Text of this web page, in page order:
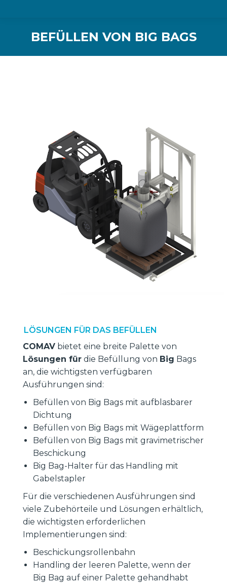
BEFÜLLEN VON BIG BAGS
LÖSUNGEN FÜR DAS BEFÜLLEN
COMAV bietet eine breite Palette von
Lösungen für die Befüllung von Big Bags
an, die wichtigsten verfügbaren
Ausführungen sind:
Befüllen von Big Bags mit aufblasbarer
Dichtung
Befüllen von Big Bags mit Wägeplattform
Befüllen von Big Bags mit gravimetrischer
Beschickung
Big Bag-Halter für das Handling mit
Gabelstapler
Für die verschiedenen Ausführungen sind
viele Zubehörteile und Lösungen erhältlich,
die wichtigsten erforderlichen
Implementierungen sind:
Beschickungsrollenbahn
Handling der leeren Palette, wenn der
Big Bag auf einer Palette gehandhabt